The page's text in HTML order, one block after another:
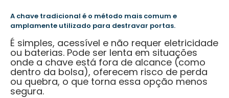
A chave tradicional é o método mais comum e
amplamente utilizado para destravar portas.
É simples, acessível e não requer eletricidade
ou baterias. Pode ser lenta em situações
onde a chave está fora de alcance (como
dentro da bolsa), oferecem risco de perda
ou quebra, o que torna essa opção menos
segura.